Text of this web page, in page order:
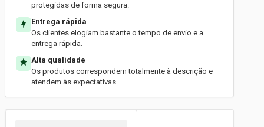
protegidas de forma segura.
Entrega rápida
Os clientes elogiam bastante o tempo de envio e a
entrega rápida.
Alta qualidade
Os produtos correspondem totalmente à descrição e
atendem às expectativas.